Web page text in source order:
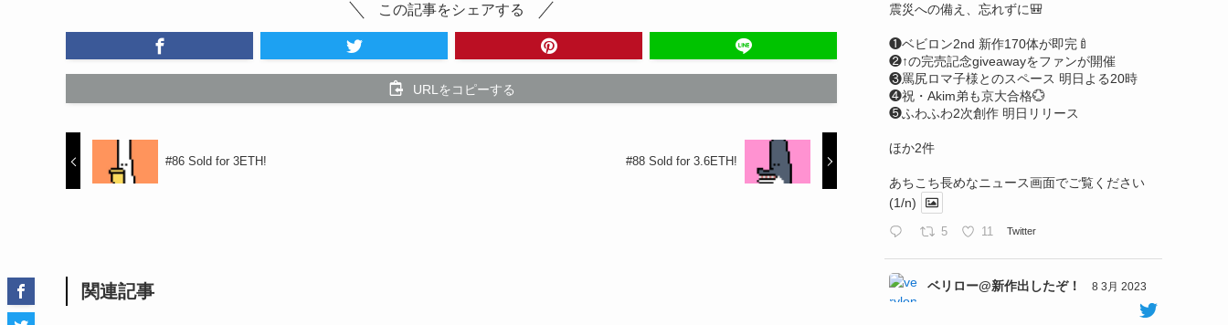
この記事をシェアする
URLをコピーする
#86 Sold for 3ETH! #88 Sold for 3.6ETH!
関連記事
震災への備え、忘れずに🎒
❶ベビロン2nd 新作170体が即完🍼
❷↑の完売記念giveawayをファンが開催
❸罵尻ロマ子様とのスペース 明日よる20時
❹祝・Akim弟も京大合格💮
❺ふわふわ2次創作 明日リリース
ほか2件
あちこち長めなニュース画面でご覧ください
(1/n)
5 11 Twitter
ベリロー@新作出したぞ！ 8 3月 2023